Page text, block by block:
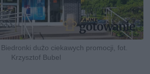
dużo ciekawych promocji, fot.
Krzysztof Bubel